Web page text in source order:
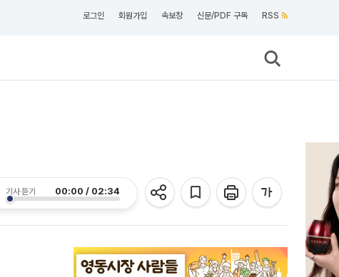
로그인 회원가입 속보창 신문/PDF 구독 RSS
기사 듣기 00:00 / 02:34